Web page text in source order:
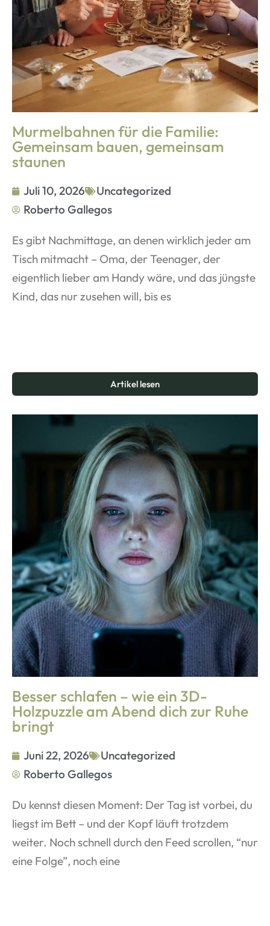
Murmelbahnen für die Familie:
Gemeinsam bauen, gemeinsam
staunen
Juli 10, 2026
Uncategorized
Roberto Gallegos
Es gibt Nachmittage, an denen wirklich jeder am
Tisch mitmacht – Oma, der Teenager, der
eigentlich lieber am Handy wäre, und das jüngste
Kind, das nur zusehen will, bis es
Artikel lesen
Besser schlafen – wie ein 3D-
Holzpuzzle am Abend dich zur Ruhe
bringt
Juni 22, 2026
Uncategorized
Roberto Gallegos
Du kennst diesen Moment: Der Tag ist vorbei, du
liegst im Bett – und der Kopf läuft trotzdem
weiter. Noch schnell durch den Feed scrollen, “nur
eine Folge”, noch eine